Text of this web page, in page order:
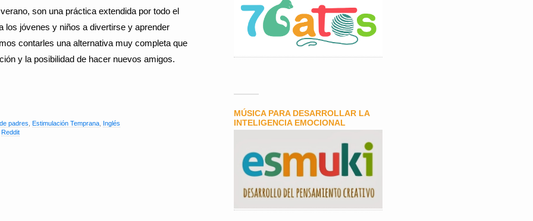
son una práctica extendida por todo el
los jóvenes y niños a divertirse y aprender
contarles una alternativa muy completa que
y la posibilidad de hacer nuevos amigos.
padres Estimulación Temprana Inglés
Reddit
MÚSICA PARA DESARROLLAR LA
INTELIGENCIA EMOCIONAL